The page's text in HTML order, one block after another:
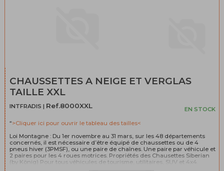
CHAUSSETTES A NEIGE ET VERGLAS
TAILLE XXL
INTFRADIS | Ref.8000XXL EN STOCK
“>Cliquer ici pour ouvrir le tableau des tailles<
Loi Montagne : Du 1er novembre au 31 mars, sur les 48 départements
concernés, il est nécessaire d’être équipé de chaussettes ou de 4
pneus hiver (3PMSF), ou une paire de chaînes. Une paire par véhicule et
2 paires pour les 4 roues motrices. Propriétés des Chausettes Siberian
(by König) Pour tous véhicules de tourisme, utilitaires, SUV et 4x4.